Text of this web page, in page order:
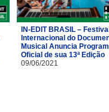
IN-EDIT BRASIL –
Internacional do
Musical Anuncia
Oficial de sua 13ª Edição
09/06/2021